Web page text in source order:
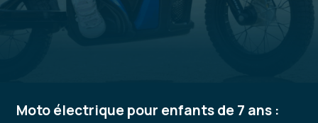
Moto électrique pour enfants de 7 ans :